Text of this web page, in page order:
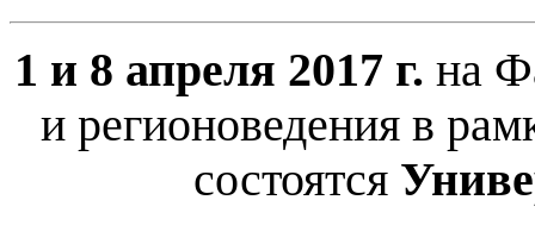
1 и 8 апреля 2017 г. на
и регионоведения в
состоятся